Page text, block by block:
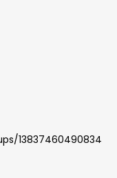
13837460490834